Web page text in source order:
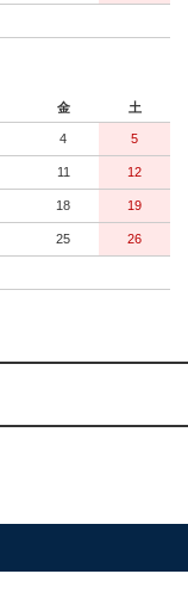
金 土
4 5
11 12
18 19
25 26